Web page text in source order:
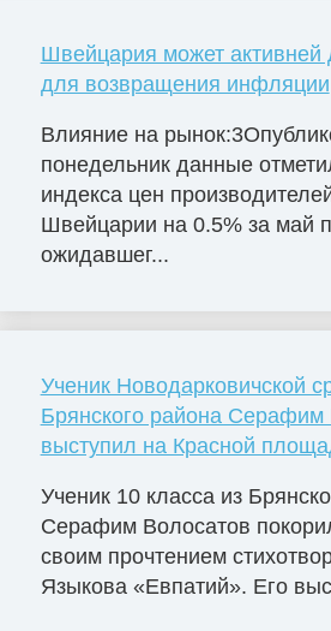
Швейцария может активней
для возвращения инфляции
Влияние на
понедельник данные
индекса цен
Швейцарии на 0.5% за май
ожидавшег...
Ученик Новодарковичской
Брянского района Серафим
выступил на Красной
Ученик 10 класса из
Серафим Волосатов
своим прочтением
Языкова «Евпатий». Его